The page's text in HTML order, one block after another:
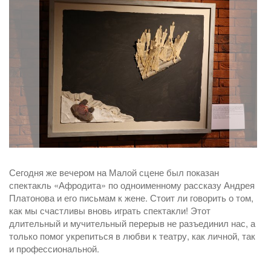
Сегодня же вечером на Малой сцене был показан
спектакль «Афродита» по одноименному рассказу Андрея
Платонова и его письмам к жене. Стоит ли говорить о том,
как мы счастливы вновь играть спектакли! Этот
длительный и мучительный перерыв не разъединил нас, а
только помог укрепиться в любви к театру, как личной, так
и профессиональной.